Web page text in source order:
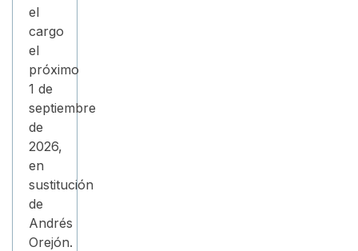
el
cargo
el
próximo
1 de
septiembre
de
2026,
en
sustitución
de
Andrés
Orejón.